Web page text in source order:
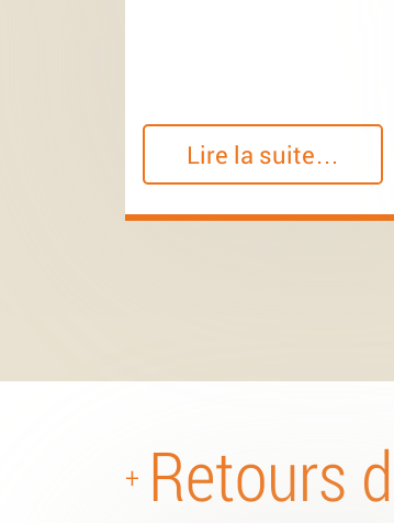
Lire la suite…
+ Retours